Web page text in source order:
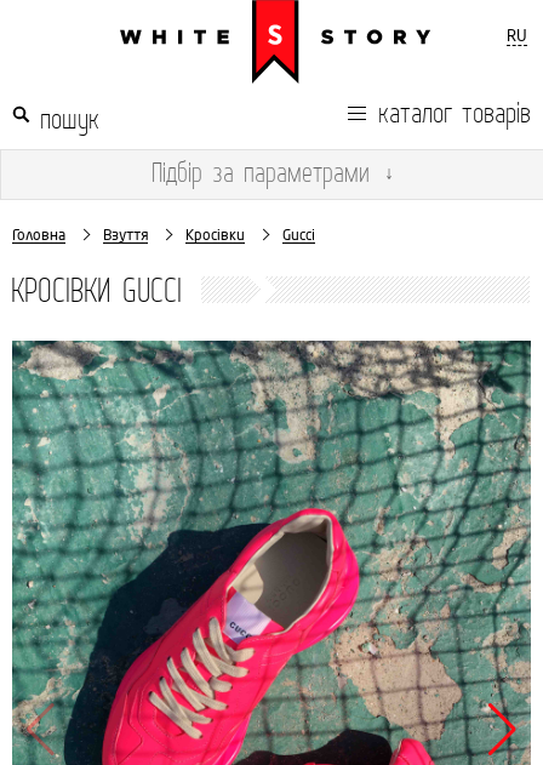
RU
каталог товарів
Підбір за параметрами ↓
Головна Взуття Кросівки Gucci
КРОСІВКИ GUCCI
Продано